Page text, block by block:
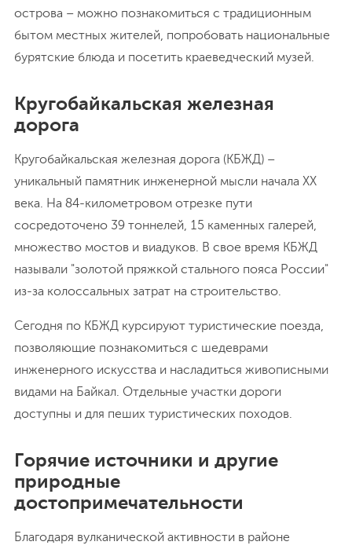
острова – можно познакомиться с традиционным
бытом местных жителей, попробовать национальные
бурятские блюда и посетить краеведческий музей.
Кругобайкальская железная
дорога
Кругобайкальская железная дорога (КБЖД) –
уникальный памятник инженерной мысли начала XX
века. На 84-километровом отрезке пути
сосредоточено 39 тоннелей, 15 каменных галерей,
множество мостов и виадуков. В свое время КБЖД
называли "золотой пряжкой стального пояса России"
из-за колоссальных затрат на строительство.
Сегодня по КБЖД курсируют туристические поезда,
позволяющие познакомиться с шедеврами
инженерного искусства и насладиться живописными
видами на Байкал. Отдельные участки дороги
доступны и для пеших туристических походов.
Горячие источники и другие
природные
достопримечательности
Благодаря вулканической активности в районе